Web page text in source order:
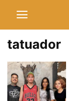
tatuador